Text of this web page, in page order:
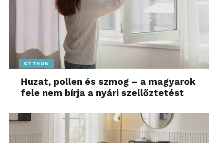
OTTHON
Huzat, pollen és szmog – a magyarok
fele nem bírja a nyári szellőztetést